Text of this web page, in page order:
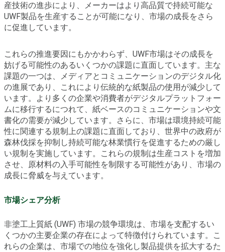
産技術の進歩により、メーカーはより高品質で持続可能な
UWF製品を生産することが可能になり、市場の成長をさら
に促進しています。
これらの推進要因にもかかわらず、UWF市場はその成長を
妨げる可能性のあるいくつかの課題に直面しています。主な
課題の一つは、メディアとコミュニケーションのデジタル化
の進展であり、これにより伝統的な紙製品の使用が減少して
います。より多くの企業や消費者がデジタルプラットフォー
ムに移行するにつれて、紙ベースのコミュニケーションや文
書化の需要が減少しています。さらに、市場は環境持続可能
性に関連する規制上の課題に直面しており、世界中の政府が
森林伐採を抑制し持続可能な林業慣行を促進するための厳し
い規制を実施しています。これらの規制は生産コストを増加
させ、原材料の入手可能性を制限する可能性があり、市場の
成長に脅威を与えています。
市場シェア分析
非塗工上質紙 (UWF) 市場の競争環境は、市場を支配するい
くつかの主要企業の存在によって特徴付けられています。こ
れらの企業は、市場での地位を強化し製品提供を拡大するた